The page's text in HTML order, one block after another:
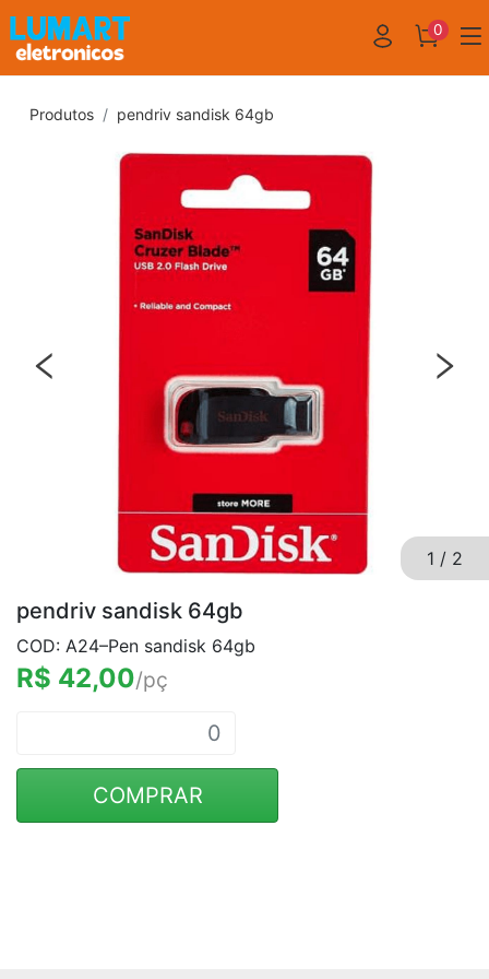
0
Produtos pendriv sandisk 64gb
1 / 2
pendriv sandisk 64gb
COD: A24–Pen sandisk 64gb
R$ 42,00/pç
COMPRAR